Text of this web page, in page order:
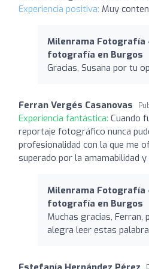
Experiencia positiva: Muy
Milenrama Fotografía
fotografía en Burgos
Gracias, Susana por tu
Ferran Vergés Casanovas
Experiencia fantástica: Cuando
reportaje fotográfico nunca
profesionalidad con la que me
superado por la amamabilidad y
Milenrama Fotografía
fotografía en Burgos
Muchas gracias, Ferran,
alegra leer estas